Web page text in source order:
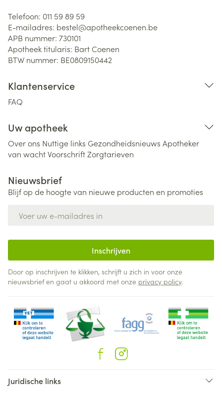
Telefoon: 011 59 89 59
E-mailadres: bestel@apotheekcoenen.be
APB nummer: 730101
Apotheek titularis: Bart Coenen
BTW nummer: BE0809150442
Klantenservice
FAQ
Uw apotheek
Over ons Nuttige links Gezondheidsnieuws Apotheker
van wachtVoorschriftZorgtarieven
Nieuwsbrief
Blijf op de hoogte van nieuwe producten en promoties
Inschrijven
Door op inschrijven te klikken, schrijft u zich in voor onze
nieuwsbrief en gaat u akkoord met onze privacy policy.
Juridische links